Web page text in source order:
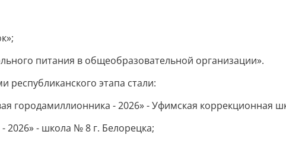
питания в общеобразовательной организации».
республиканского этапа стали:
городамиллионника - 2026» - Уфимская коррекционная
2026» - школа № 8 г. Белорецка;